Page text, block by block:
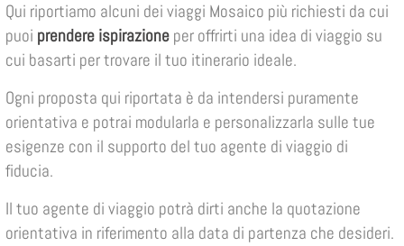
Qui riportiamo alcuni dei viaggi Mosaico più richiesti da cui
puoi prendere ispirazione per offrirti una idea di viaggio su
cui basarti per trovare il tuo itinerario ideale.
Ogni proposta qui riportata è da intendersi puramente
orientativa e potrai modularla e personalizzarla sulle tue
esigenze con il supporto del tuo agente di viaggio di
fiducia.
Il tuo agente di viaggio potrà dirti anche la quotazione
orientativa in riferimento alla data di partenza che desideri.